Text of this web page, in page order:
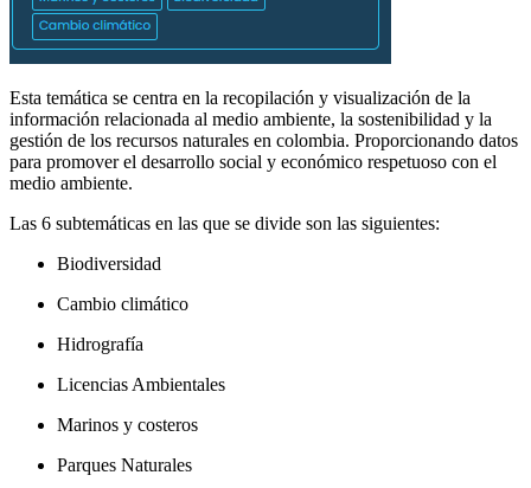
Esta temática se centra en la recopilación y visualización de la
información relacionada al medio ambiente, la sostenibilidad y la
gestión de los recursos naturales en colombia. Proporcionando datos
para promover el desarrollo social y económico respetuoso con el
medio ambiente.
Las 6 subtemáticas en las que se divide son las siguientes:
Biodiversidad
Cambio climático
Hidrografía
Licencias Ambientales
Marinos y costeros
Parques Naturales